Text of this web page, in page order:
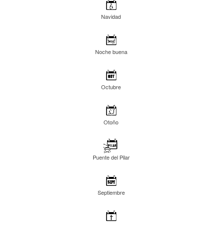
Navidad
Noche buena
Octubre
Otoño
Puente del Pilar
Septiembre